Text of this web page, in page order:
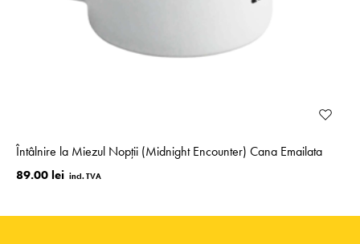
Întâlnire la Miezul Nopții (Midnight Encounter) Cana Emailata
89.00 lei